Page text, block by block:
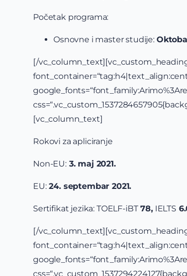
Početak programa:
Osnovne i master studije:
[/
[vc_column_text]
Rokovi za apliciranje
Non-EU:3. maj 2021.
EU:24. septembar 2021.
Sertifikat jezika: TOELF-iBT78,IELTS
[/